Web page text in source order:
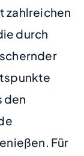
zahlreichen
durch
den
Für